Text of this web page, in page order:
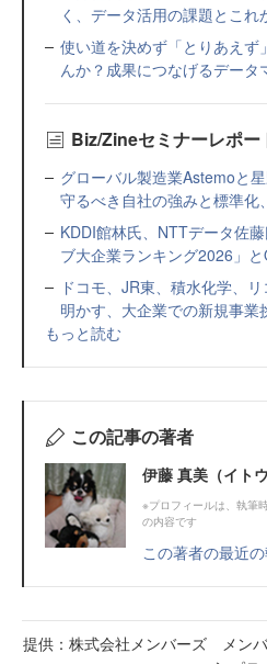
く、データ活用の課題とこれ
使い道を決めず「とりあえ
んか？成果につなげるデータ
Biz/Zineセミナーレポー
グローバル製造業Astemoと
守るべき自社の強みと標準化
KDDI館林氏、NTTデータ佐
ブ大企業ランキング2026」
ドコモ、JR東、積水化学、
明かす、大企業での新規事業
もっと読む
この記事の著者
伊藤 真美（イト
※プロフィールは、執筆
の内容です
この著者の最近
提供：株式会社メンバーズ メン